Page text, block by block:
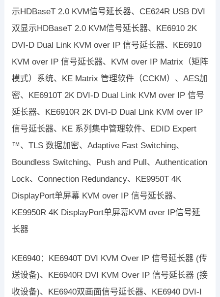
示HDBaseT 2.0 KVM信号延长器、CE624R USB DVI
双显示HDBaseT 2.0 KVM信号延长器、KE6910 2K
DVI-D Dual Link KVM over IP 信号延长器、KE6910
KVM over IP 信号延长器、KVM over IP Matrix（矩阵
模式）系统、KE Matrix 管理软件（CCKM）、AES加
密、KE6910T 2K DVI-D Dual Link KVM over IP 信号
延长器、KE6910R 2K DVI-D Dual Link KVM over IP
信号延长器、KE 系列集中管理软件、EDID Expert
™、TLS 数据加密、Adaptive Fast Switching、
Boundless Switching、Push and Pull、Authentication
Lock、Connection Redundancy、KE9950T 4K
DisplayPort单屏幕 KVM over IP 信号延长器、
KE9950R 4K DisplayPort单屏幕KVM over IP信号延
长器
KE6940：KE6940T DVI KVM Over IP 信号延长器 (传
送设备)、KE6940R DVI KVM Over IP 信号延长器 (接
收设备)、KE6940双画面信号延长器、KE6940 DVI-I